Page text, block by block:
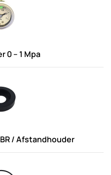
0 – 1 Mpa
/ Afstandhouder